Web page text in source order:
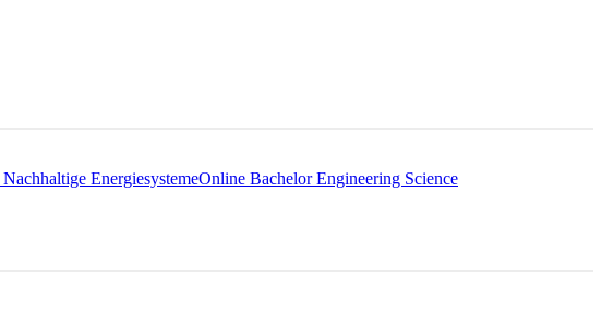
EnergiesystemeOnline Bachelor Engineering Science